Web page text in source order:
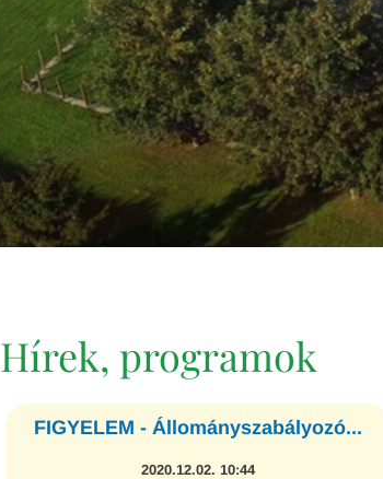
Hírek, programok
FIGYELEM - Állományszabályozó...
2020.12.02. 10:44